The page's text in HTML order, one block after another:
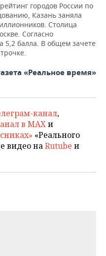
рейтинг городов России по
Казань заняла
Столица
Согласно
5,2 балла. В общем зачете
«Реальное время»
канал,
в MAXи
«Реального
видео наRutube и